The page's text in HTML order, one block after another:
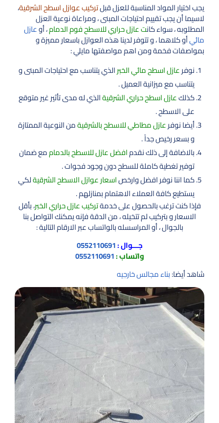
يجب اختيار المواد المناسبة للعزل قبلتركيب عوازل اسطح الشرقية،
لاسيما أن يجب تقييم احتياجات المبنى ، ومراعاة نوعية العزل
المطلوبه ، سواء كانت عازل حراري للاسطح فوم الدمام، أوعازل
مائيأو كلاهما ، و تتوفر لدينا هذه العوازل باسعار مميزة و
بمواصفات فخمة ومن اهم مواصفتها مايلي :
نوفرعازل اسطح مائي الخبرالذي يتناسب مع احتياجات المبنى و
يتناسب مع ميزانية العميل .
كذلكعازل اسطح حراري الشرقيةالذي له مدى تأثير غير متوقع
على الاسطح .
أيضا نوفرعازل مطاطي للاسطح بالشرقيةمن النوعية الممتازة
و بسعر رخيص جداً .
بالاضافة إلى ذلك نقدمافضل عازل للاسطح بالدماممع ضمان
توفير تغطية كاملة للسطح دون وجود فجوات .
كما اننا نوفر افضل وارخصاسعار عوازل الاسطح الشرقيةلكي
يستطيع كافة العملاء الاهتمام بمنازلهم .
فإذا كنت ترغب بالحصول على خدمةتركيب عازل حراري الخبر، بأقل
الاسعار و بتركيب لم تتخيله ، من الدقة فإنه يمكنك التواصل بنا
بالجوال ، أو المراسسله بالواتساب عبر الارقام التالية :
جـــوال :0552110691
واتساب :
شاهد أيضا:بناء مجالس خارجيه